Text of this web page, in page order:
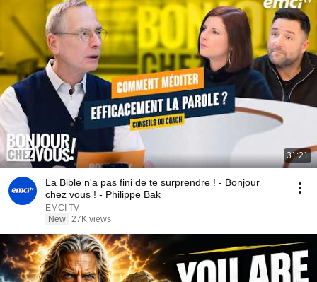
31:21
La Bible n'a pas fini de te surprendre ! - Bonjour
chez vous ! - Philippe Bak
EMCI TV
New 27K views